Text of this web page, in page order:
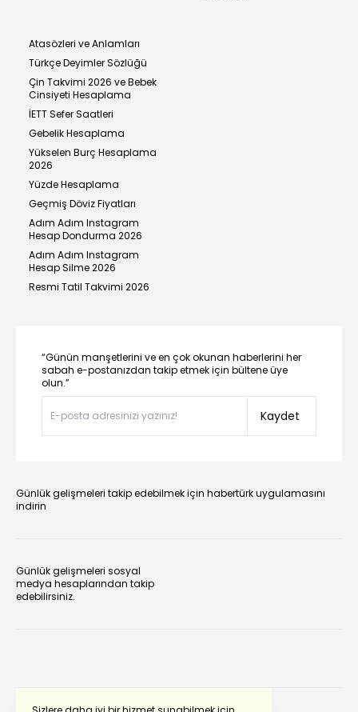
Atasözleri ve Anlamları
Türkçe Deyimler Sözlüğü
Çin Takvimi 2026 ve Bebek
Cinsiyeti Hesaplama
İETT Sefer Saatleri
Gebelik Hesaplama
Yükselen Burç Hesaplama
2026
Yüzde Hesaplama
Geçmiş Döviz Fiyatları
Adım Adım Instagram
Hesap Dondurma 2026
Adım Adım Instagram
Hesap Silme 2026
Resmi Tatil Takvimi 2026
“Günün manşetlerini ve en çok okunan haberlerini her
sabah e-postanızdan takip etmek için bültene üye
olun.”
Kaydet
Günlük gelişmeleri takip edebilmek için habertürk uygulamasını
indirin
Günlük gelişmeleri sosyal
medya hesaplarından takip
edebilirsiniz.